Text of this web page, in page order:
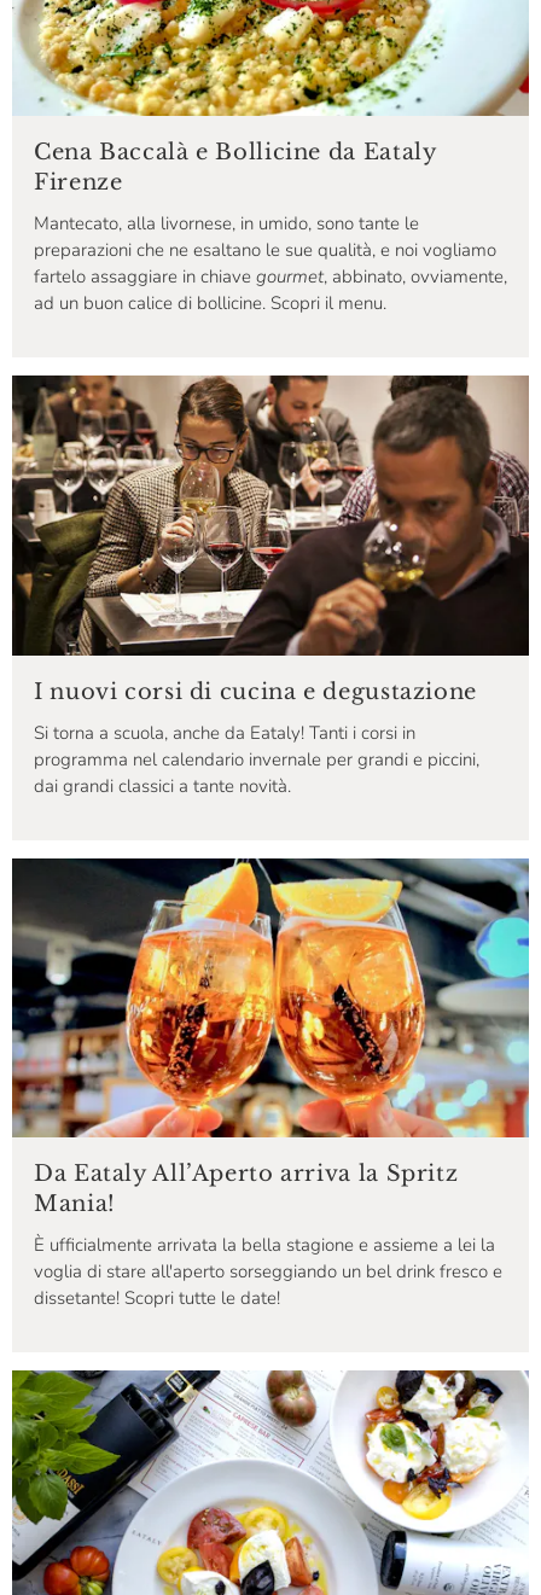
Cena Baccalà e Bollicine da Eataly
Firenze
Mantecato, alla livornese, in umido, sono tante le
preparazioni che ne esaltano le sue qualità, e noi vogliamo
fartelo assaggiare in chiave gourmet, abbinato, ovviamente,
ad un buon calice di bollicine. Scopri il menu.
I nuovi corsi di cucina e degustazione
Si torna a scuola, anche da Eataly! Tanti i corsi in
programma nel calendario invernale per grandi e piccini,
dai grandi classici a tante novità.
Da Eataly All’Aperto arriva la Spritz
Mania!
È ufficialmente arrivata la bella stagione e assieme a lei la
voglia di stare all'aperto sorseggiando un bel drink fresco e
dissetante! Scopri tutte le date!